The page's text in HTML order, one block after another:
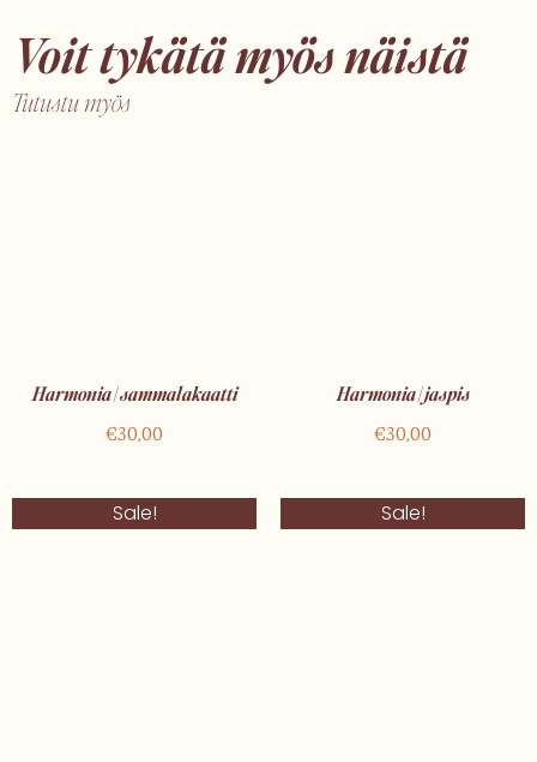
Voit tykätä myös näistä
Tutustu myös
Harmonia | sammalakaatti
€30,00
Harmonia | jaspis
€30,00
Sale!Alkuperäinen
hinta hinta
Sale!Alkuperäinen
hinta hinta